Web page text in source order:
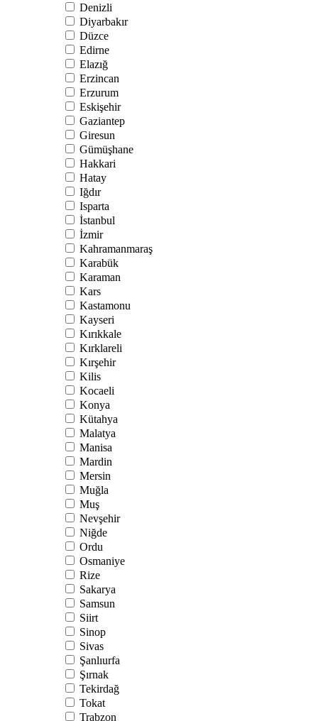
Denizli
Diyarbakır
Düzce
Edirne
Elazığ
Erzincan
Erzurum
Eskişehir
Gaziantep
Giresun
Gümüşhane
Hakkari
Hatay
Iğdır
Isparta
İstanbul
İzmir
Kahramanmaraş
Karabük
Karaman
Kars
Kastamonu
Kayseri
Kırıkkale
Kırklareli
Kırşehir
Kilis
Kocaeli
Konya
Kütahya
Malatya
Manisa
Mardin
Mersin
Muğla
Muş
Nevşehir
Niğde
Ordu
Osmaniye
Rize
Sakarya
Samsun
Siirt
Sinop
Sivas
Şanlıurfa
Şırnak
Tekirdağ
Tokat
Trabzon